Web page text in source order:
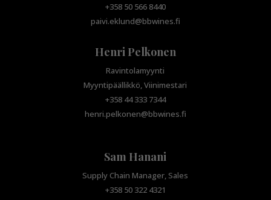
+358 50 566 8440
paivi.eklund@bbwines.fi
Henri Pelkonen
Ravintolamyynti
Myyntipäällikkö, Viinimestari
+358 44 333 7344
henri.pelkonen@bbwines.fi
Sam Hanani
Supply Chain Manager, Sales
+358 50 322 4321